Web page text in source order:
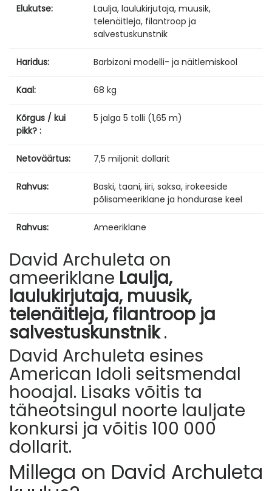
Elukutse:
Laulja, laulukirjutaja, muusik,
telenäitleja, filantroop ja
salvestuskunstnik
Haridus: Barbizoni modelli- ja näitlemiskool
Kaal: 68 kg
Kõrgus / kui
pikk? :
5 jalga 5 tolli (1,65 m)
Netoväärtus: 7,5 miljonit dollarit
Rahvus:
Baski, taani, iiri, saksa, irokeeside
põlisameeriklane ja hondurase keel
Rahvus: Ameeriklane
David Archuleta on
ameeriklane Laulja,
laulukirjutaja, muusik,
telenäitleja, filantroop ja
salvestuskunstnik.
David Archuleta esines
American Idoli seitsmendal
hooajal. Lisaks võitis ta
täheotsingul noorte lauljate
konkursi ja võitis 100 000
dollarit.
Millega on David Archuleta